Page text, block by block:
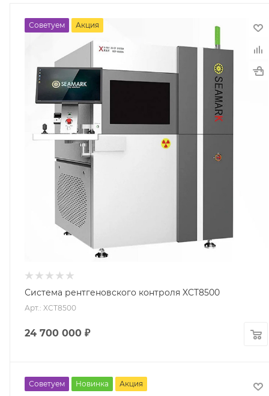
Советуем Акция
Система рентгеновского контроля XCT8500
Арт.: XCT8500
24 700 000 ₽
Советуем Новинка Акция